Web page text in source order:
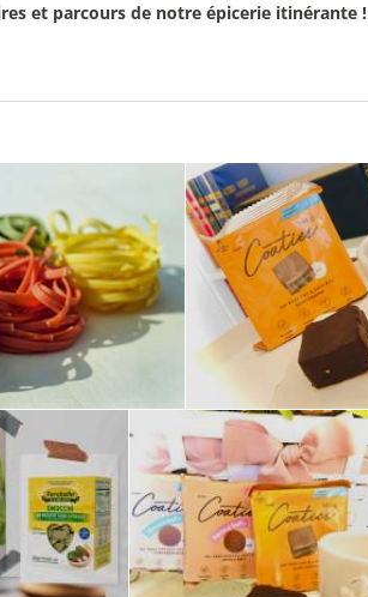
et parcours de notre épicerie itinérante !